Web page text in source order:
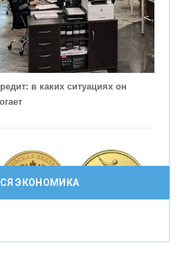
в каких ситуациях он
ЭКОНОМИКА